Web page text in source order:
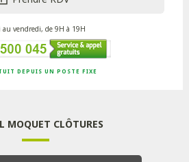
vendredi, de 9H à 19H
DEPUIS UN POSTE FIXE
MOQUET CLÔTURES